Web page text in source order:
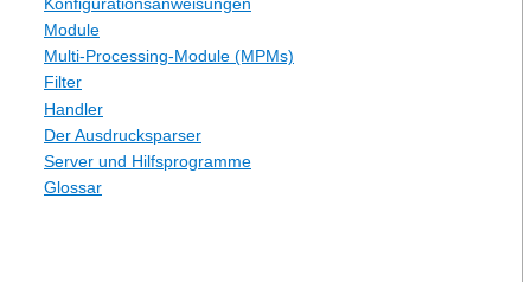
Module
Multi-Processing-Module (MPMs)
Filter
Handler
Der Ausdrucksparser
Server und Hilfsprogramme
Glossar